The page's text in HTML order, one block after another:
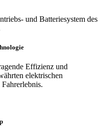
und Batteriesystem des
Effizienz und
elektrischen